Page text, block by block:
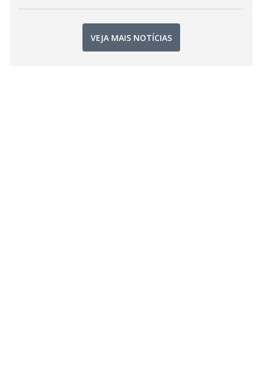
VEJA MAIS NOTÍCIAS